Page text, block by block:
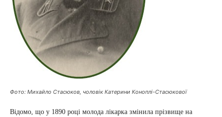
Фото: Михайло Стасюков, чоловік Катерини Коноплі-Стасюкової
Відомо, що у 1890 році молода лікарка змінила прізвище на